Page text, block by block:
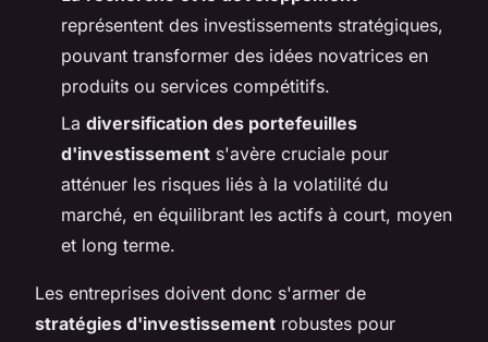
représentent des investissements stratégiques,
pouvant transformer des idées novatrices en
produits ou services compétitifs.
La diversification des portefeuilles
d'investissement s'avère cruciale pour
atténuer les risques liés à la volatilité du
marché, en équilibrant les actifs à court, moyen
et long terme.
Les entreprises doivent donc s'armer de
stratégies d'investissement robustes pour